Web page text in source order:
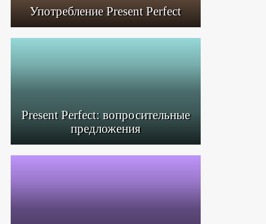
Употребление Present Perfect
Present Perfect: вопросительные
предложения